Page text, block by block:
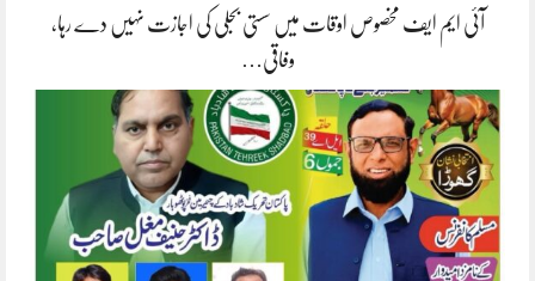
آئی ایم ایف مخصوص اوقات میں سستی بجلی کی اجازت نہیں دے رہا،
وفاقی…